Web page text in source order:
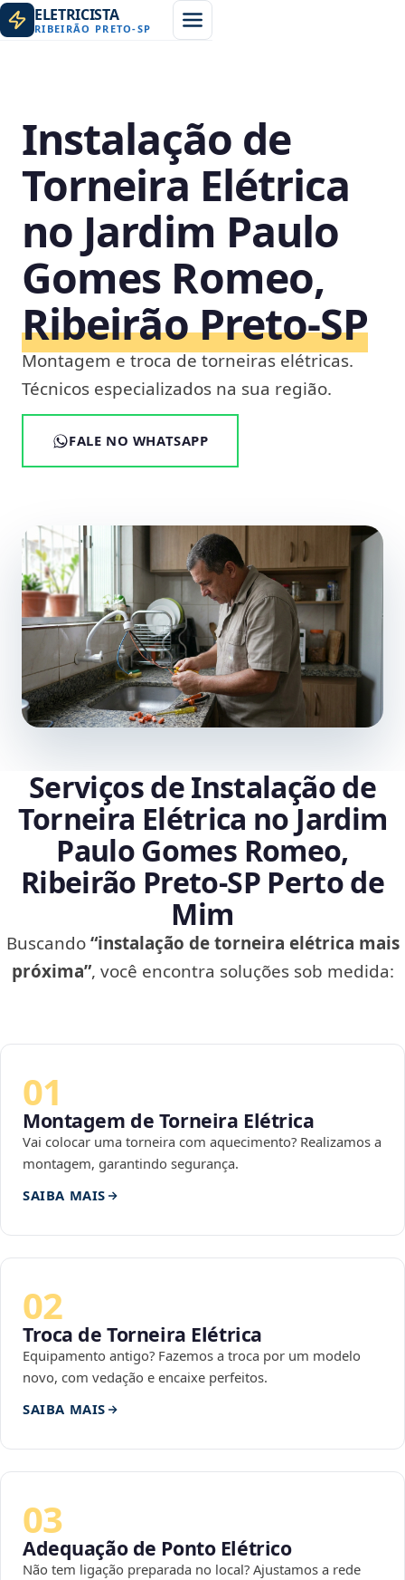
ELETRICISTA
RIBEIRÃO PRETO-SP
Instalação de
Torneira Elétrica
no Jardim Paulo
Gomes Romeo,
Ribeirão Preto‑SP
Montagem e troca de torneiras elétricas.
Técnicos especializados na sua região.
FALE NO WHATSAPP
Serviços de Instalação de
Torneira Elétrica no Jardim
Paulo Gomes Romeo,
Ribeirão Preto‑SP Perto de
Mim
Buscando“instalação de torneira elétrica mais
próxima”, você encontra soluções sob medida:
01
Montagem de Torneira Elétrica
Vai colocar uma torneira com aquecimento? Realizamos a
montagem, garantindo segurança.
SAIBA MAIS
02
Troca de Torneira Elétrica
Equipamento antigo? Fazemos a troca por um modelo
novo, com vedação e encaixe perfeitos.
SAIBA MAIS
03
Adequação de Ponto Elétrico
Não tem ligação preparada no local? Ajustamos a rede